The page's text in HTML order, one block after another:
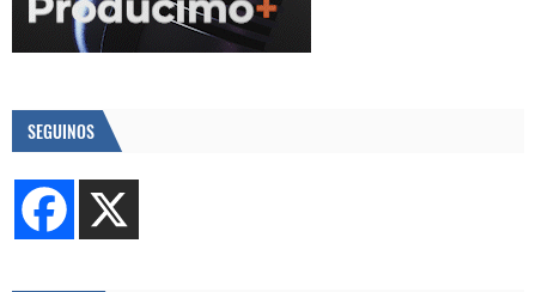
SEGUINOS